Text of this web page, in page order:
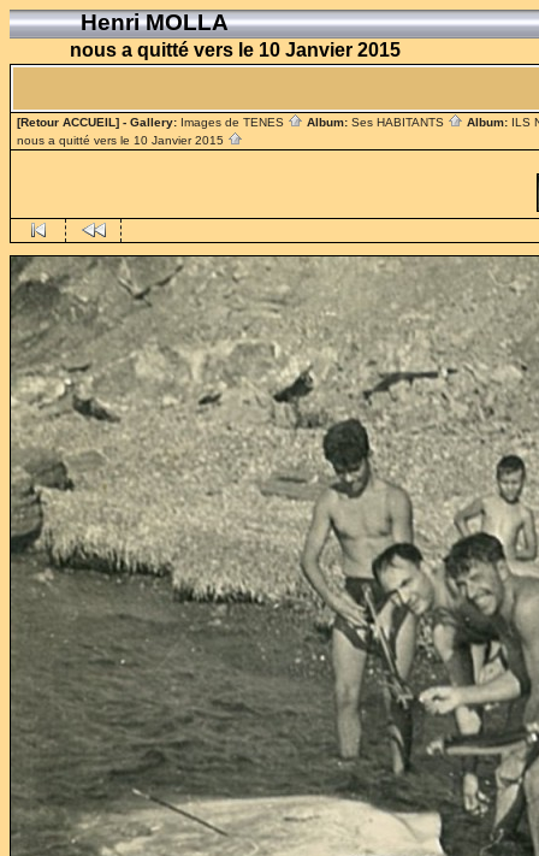
Henri MOLLA
nous a quitté vers le 10 Janvier 2015
[Retour ACCUEIL] - Gallery: Images de TENES Album: Ses HABITANTS Album: ILS
nous a quitté vers le 10 Janvier 2015